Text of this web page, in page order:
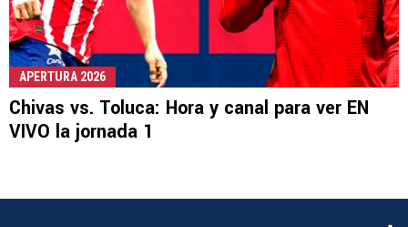
APERTURA 2026
Chivas vs. Toluca: Hora y canal para ver EN
VIVO la jornada 1